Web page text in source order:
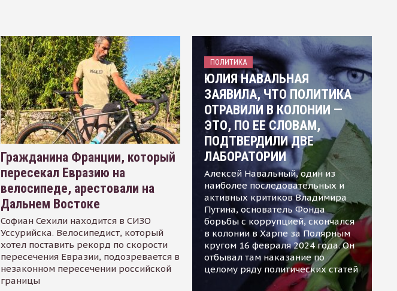
Гражданина Франции, который
пересекал Евразию на
велосипеде, арестовали на
Дальнем Востоке
Софиан Сехили находится в СИЗО
Уссурийска. Велосипедист, который
хотел поставить рекорд по скорости
пересечения Евразии, подозревается в
незаконном пересечении российской
границы
ПОЛИТИКА
ЮЛИЯ НАВАЛЬНАЯ
ЗАЯВИЛА, ЧТО ПОЛИТИКА
ОТРАВИЛИ В КОЛОНИИ —
ЭТО, ПО ЕЕ СЛОВАМ,
ПОДТВЕРДИЛИ ДВЕ
ЛАБОРАТОРИИ
Алексей Навальный, один из
наиболее последовательных и
активных критиков Владимира
Путина, основатель Фонда
борьбы с коррупцией, скончался
в колонии в Харпе за Полярным
кругом 16 февраля 2024 года. Он
отбывал там наказание по
целому ряду политических статей